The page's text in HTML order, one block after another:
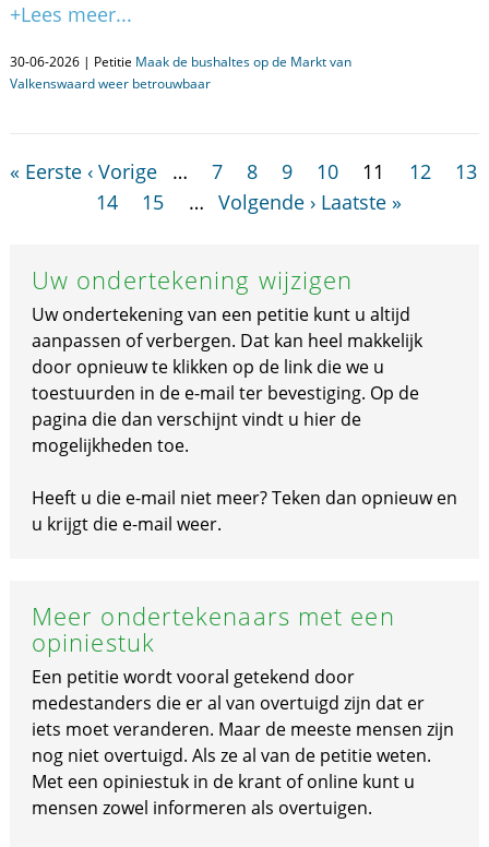
+Lees meer...
30-06-2026 | Petitie Maak de bushaltes op de Markt van
Valkenswaard weer betrouwbaar
« Eerste ‹ Vorige … 7 8 9 10 11 12
13
14
15 … Volgende › Laatste »
Uw ondertekening wijzigen
Uw ondertekening van een petitie kunt u altijd
aanpassen of verbergen. Dat kan heel makkelijk
door opnieuw te klikken op de link die we u
toestuurden in de e-mail ter bevestiging. Op de
pagina die dan verschijnt vindt u hier de
mogelijkheden toe.
Heeft u die e-mail niet meer? Teken dan opnieuw en
u krijgt die e-mail weer.
Meer ondertekenaars met een
opiniestuk
Een petitie wordt vooral getekend door
medestanders die er al van overtuigd zijn dat er
iets moet veranderen. Maar de meeste mensen zijn
nog niet overtuigd. Als ze al van de petitie weten.
Met een opiniestuk in de krant of online kunt u
mensen zowel informeren als overtuigen.